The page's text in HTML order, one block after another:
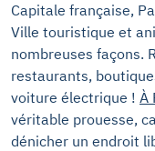
Capitale française,
Ville touristique et
nombreuses façons.
restaurants,
voiture électrique ! À
véritable prouesse,
dénicher un endroit